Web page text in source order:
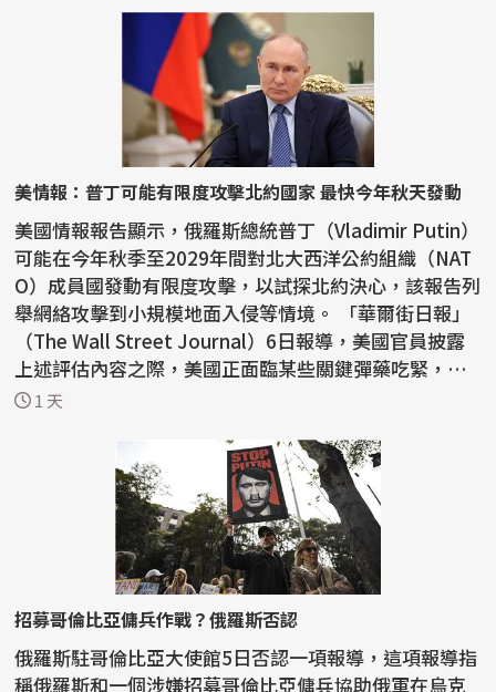
美情報：普丁可能有限度攻擊北約國家 最快今年秋天發動
美國情報報告顯示，俄羅斯總統普丁（Vladimir Putin）
可能在今年秋季至2029年間對北大西洋公約組織（NAT
O）成員國發動有限度攻擊，以試探北約決心，該報告列
舉網絡攻擊到小規模地面入侵等情境。 「華爾街日報」
（The Wall Street Journal）6日報導，美國官員披露
上述評估內容之際，美國正面臨某些關鍵彈藥吃緊，
一...1 天
招募哥倫比亞傭兵作戰？俄羅斯否認
俄羅斯駐哥倫比亞大使館5日否認一項報導，這項報導指
稱俄羅斯和一個涉嫌招募哥倫比亞傭兵協助俄軍在烏克